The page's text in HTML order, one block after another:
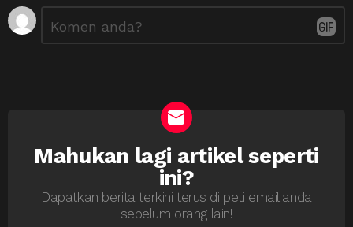
Tinggalkan
Balasan
NEWSLETTER
Mahukan lagi artikel seperti
ini?
Dapatkan berita terkini terus di peti email anda
sebelum orang lain!